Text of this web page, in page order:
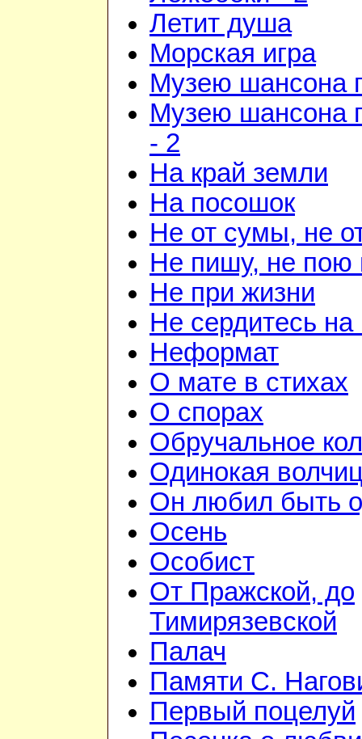
Летит душа
Морская игра
Музею шансона
Музею шансона
- 2
На край земли
На посошок
Не от сумы, не
Не пишу, не пою
Не при жизни
Не сердитесь
Неформат
О мате в стихах
О спорах
Обручальное
Одинокая
Он любил быть
Осень
Особист
От Пражской, до
Тимирязевской
Палач
Памяти С.
Первый поцелуй